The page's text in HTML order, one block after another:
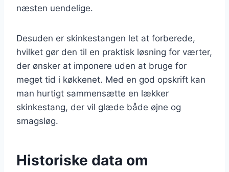
næsten uendelige.
Desuden er skinkestangen let at forberede,
hvilket gør den til en praktisk løsning for værter,
der ønsker at imponere uden at bruge for
meget tid i køkkenet. Med en god opskrift kan
man hurtigt sammensætte en lækker
skinkestang, der vil glæde både øjne og
smagsløg.
Historiske data om